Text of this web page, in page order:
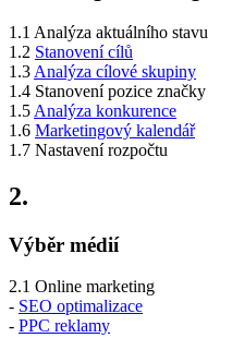
1.1 Analýza aktuálního stavu
1.2 Stanovení cílů
1.3 Analýza cílové skupiny
1.4 Stanovení pozice značky
1.5 Analýza konkurence
1.6 Marketingový kalendář
1.7 Nastavení rozpočtu
2.
Výběr médií
2.1 Online marketing
- SEO optimalizace
- PPC reklamy